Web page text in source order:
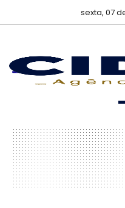
sexta, 07